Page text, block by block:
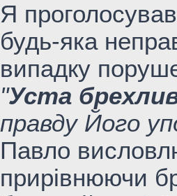
Я
будь-яка
випадку
"Уста
правду Його
Павло
прирівнюючи